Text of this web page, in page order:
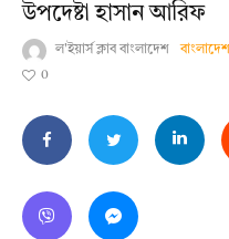
উপদেষ্টা হাসান আরিফ
ল'ইয়ার্স ক্লাব বাংলাদেশ বাংলাদেশ
0